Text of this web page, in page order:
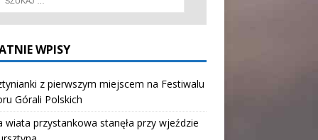
WPISY
z pierwszym miejscem na Festiwalu
Górali Polskich
wiata przystankowa stanęła przy wjeździe